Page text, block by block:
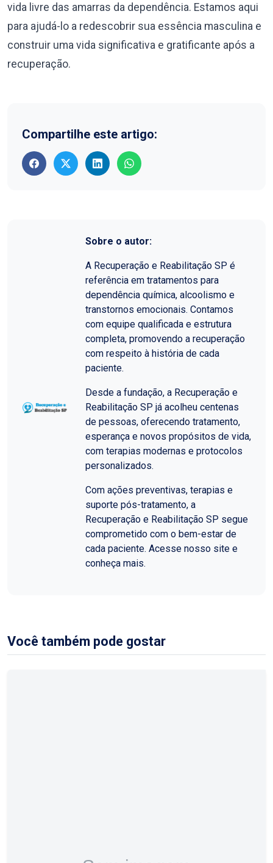
vida livre das amarras da dependência. Estamos aqui
para ajudá-lo a redescobrir sua essência masculina e
construir uma vida significativa e gratificante após a
recuperação.
Compartilhe este artigo:
Sobre o autor:
A Recuperação e Reabilitação SP é
referência em tratamentos para
dependência química, alcoolismo e
transtornos emocionais. Contamos
com equipe qualificada e estrutura
completa, promovendo a recuperação
com respeito à história de cada
paciente.
Desde a fundação, a Recuperação e
Reabilitação SP já acolheu centenas
de pessoas, oferecendo tratamento,
esperança e novos propósitos de vida,
com terapias modernas e protocolos
personalizados.
Com ações preventivas, terapias e
suporte pós-tratamento, a
Recuperação e Reabilitação SP segue
comprometido com o bem-estar de
cada paciente. Acesse nosso site e
conheça mais.
Você também pode gostar